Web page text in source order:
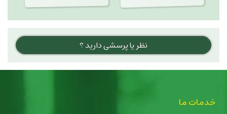
نظر یا پرسشی دارید ؟
خدمات ما